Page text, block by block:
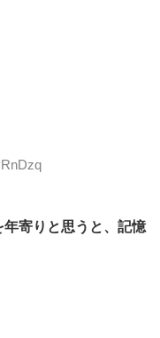
寄りと思うと、記憶